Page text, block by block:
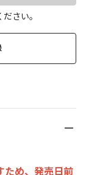
さい。
ため、発売日前